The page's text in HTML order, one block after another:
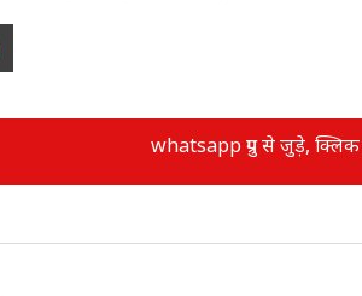
whatsapp ग्रुप से जुड़े,